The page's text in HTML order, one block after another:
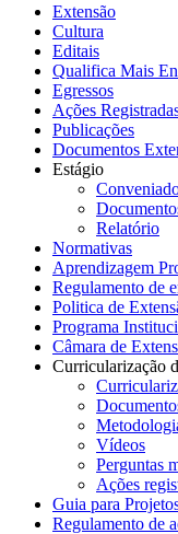
Extensão
Cultura
Editais
Qualifica Mais
Egressos
Ações
Publicações
Documentos
Estágio
Relatório
Normativas
Aprendizagem
Regulamento de
Politica de
Programa
Câmara de
Curricularização
Vídeos
Perguntas
Ações
Guia para
Regulamento de